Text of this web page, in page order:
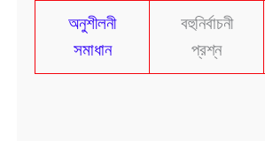
অনুশীলনী
সমাধান
বহুনির্বাচনী
প্রশ্ন